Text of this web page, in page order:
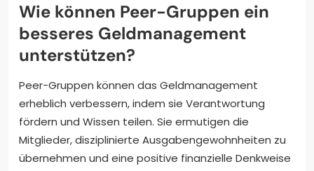
Wie können Peer-Gruppen ein
besseres Geldmanagement
unterstützen?
Peer-Gruppen können das Geldmanagement
erheblich verbessern, indem sie Verantwortung
fördern und Wissen teilen. Sie ermutigen die
Mitglieder, disziplinierte Ausgabengewohnheiten zu
übernehmen und eine positive finanzielle Denkweise